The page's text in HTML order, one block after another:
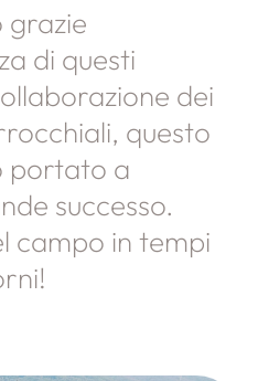
grazie
di questi
dei
questo
portato a
successo.
campo in tempi